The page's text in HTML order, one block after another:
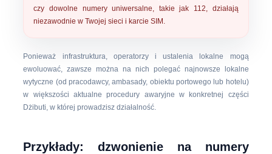
czy dowolne numery uniwersalne, takie jak 112, działają
niezawodnie w Twojej sieci i karcie SIM.
Ponieważ infrastruktura, operatorzy i ustalenia lokalne mogą
ewoluować, zawsze można na nich polegać najnowsze lokalne
wytyczne (od pracodawcy, ambasady, obiektu portowego lub hotelu)
w większości aktualne procedury awaryjne w konkretnej części
Dżibuti, w której prowadzisz działalność.
Przykłady: dzwonienie na numery